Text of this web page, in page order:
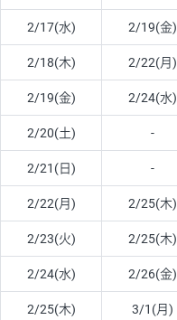
2/17(水) 2/19(金)
2/18(木) 2/22(月)
2/19(金) 2/24(水)
2/20(土) -
2/21(日) -
2/22(月) 2/25(木)
2/23(火) 2/25(木)
2/24(水) 2/26(金)
2/25(木) 3/1(月)